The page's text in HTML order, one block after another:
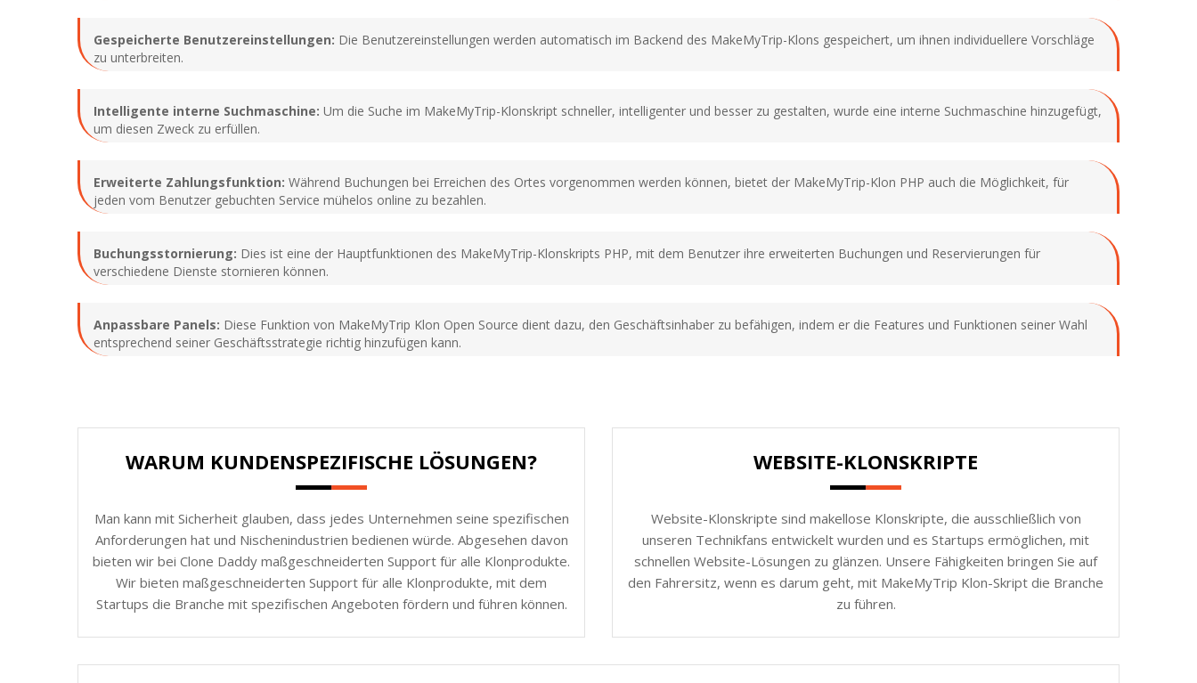
Gespeicherte Benutzereinstellungen: Die Benutzereinstellungen werden automatisch im Backend des MakeMyTrip-Klons gespeichert, um ihnen individuellere Vorschläge
zu unterbreiten.
Intelligente interne Suchmaschine: Um die Suche im MakeMyTrip-Klonskript schneller, intelligenter und besser zu gestalten, wurde eine interne Suchmaschine hinzugefügt,
um diesen Zweck zu erfüllen.
Erweiterte Zahlungsfunktion: Während Buchungen bei Erreichen des Ortes vorgenommen werden können, bietet der MakeMyTrip-Klon PHP auch die Möglichkeit, für
jeden vom Benutzer gebuchten Service mühelos online zu bezahlen.
Buchungsstornierung: Dies ist eine der Hauptfunktionen des MakeMyTrip-Klonskripts PHP, mit dem Benutzer ihre erweiterten Buchungen und Reservierungen für
verschiedene Dienste stornieren können.
Anpassbare Panels: Diese Funktion von MakeMyTrip Klon Open Source dient dazu, den Geschäftsinhaber zu befähigen, indem er die Features und Funktionen seiner Wahl
entsprechend seiner Geschäftsstrategie richtig hinzufügen kann.
WARUM KUNDENSPEZIFISCHE LÖSUNGEN?
Man kann mit Sicherheit glauben, dass jedes Unternehmen seine spezifischen
Anforderungen hat und Nischenindustrien bedienen würde. Abgesehen davon
bieten wir bei Clone Daddy maßgeschneiderten Support für alle Klonprodukte.
Wir bieten maßgeschneiderten Support für alle Klonprodukte, mit dem
Startups die Branche mit spezifischen Angeboten fördern und führen können.
WEBSITE-KLONSKRIPTE
Website-Klonskripte sind makellose Klonskripte, die ausschließlich von
unseren Technikfans entwickelt wurden und es Startups ermöglichen, mit
schnellen Website-Lösungen zu glänzen. Unsere Fähigkeiten bringen Sie auf
den Fahrersitz, wenn es darum geht, mit MakeMyTrip Klon-Skript die Branche
zu führen.